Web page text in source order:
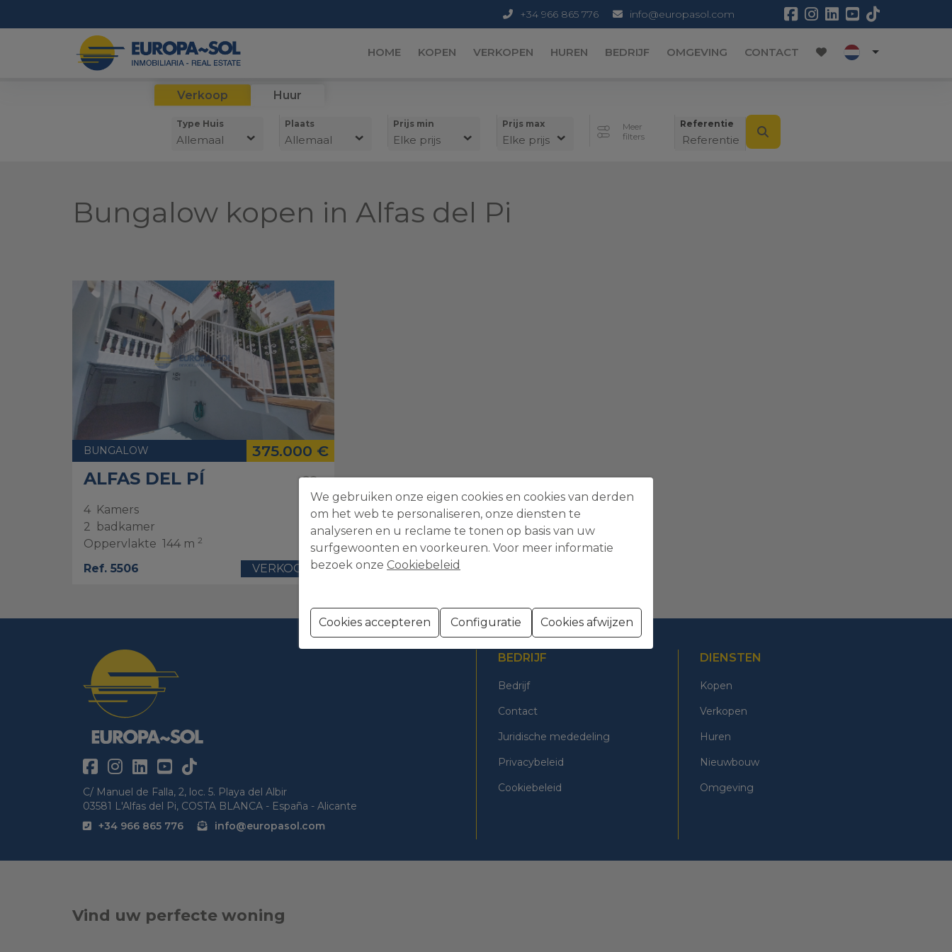
+34 966 865 776 info@europasol.com
HOME KOPEN VERKOPEN HUREN BEDRIJF OMGEVING CONTACT
Verkoop Huur
Allemaal
Type Huis
Allemaal
Plaats
Elke prijs
Prijs min
Elke prijs
Prijs max
Meer
filters
Referentie
Bungalow kopen in Alfas del Pi
BUNGALOW 375.000 €
ALFAS DEL PÍ
4 Kamers
2
badkamer
Oppervlakte 144 m 2
Ref. 5506 VERKOOP
C/ Manuel de Falla, 2, loc. 5. Playa del Albir
03581 L'Alfas del Pi, COSTA BLANCA - España - Alicante
+34 966 865 776
info@europasol.com
BEDRIJF
Bedrijf
Contact
Juridische mededeling
Privacybeleid
Cookiebeleid
DIENSTEN
Kopen
Verkopen
Huren
Nieuwbouw
Omgeving
Vind uw perfecte woning
We gebruiken onze eigen cookies en cookies van derden
om het web te personaliseren, onze diensten te
analyseren en u reclame te tonen op basis van uw
surfgewoonten en voorkeuren. Voor meer informatie
bezoek onze Cookiebeleid
Cookies accepteren Configuratie Cookies afwijzen